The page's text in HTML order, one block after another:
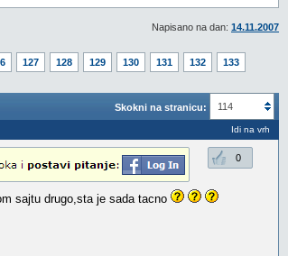
Napisano na dan: 14.11.2007
127 128 129 130 131 132
133
Skokni na stranicu: 114
Idi na vrh
0
sajtu drugo,sta je sada tacno